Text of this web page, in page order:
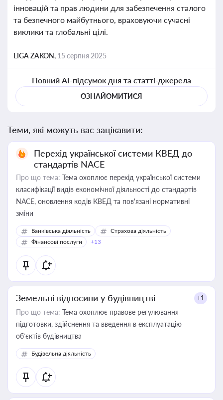
інновацій та прав людини для забезпечення сталого
та безпечного майбутнього, враховуючи сучасні
виклики та глобальні цілі.
LIGA ZAKON, 15 серпня 2025
Повний AI-підсумок дня та статті-джерела
ОЗНАЙОМИТИСЯ
Теми, які можуть вас зацікавити:
Перехід української системи КВЕД до
стандартів NACE
Про що тема: Тема охоплює перехід української системи
класифікації видів економічної діяльності до стандартів
NACE, оновлення кодів КВЕД та пов'язані нормативні
зміни
Банківська діяльність
Страхова діяльність
Фінансові послуги
+13
Земельні відносини у будівництві +1
Про що тема: Тема охоплює правове регулювання
підготовки, здійснення та введення в експлуатацію
об’єктів будівництва
Будівельна діяльність